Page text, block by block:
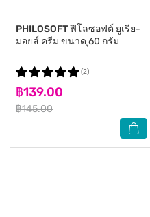
PHILOSOFTฟิโลซอฟต์ ยูเรีย-
มอยส์ ครีม ขนาด ุ60 กรัม
฿139.00
฿145.00
(2)